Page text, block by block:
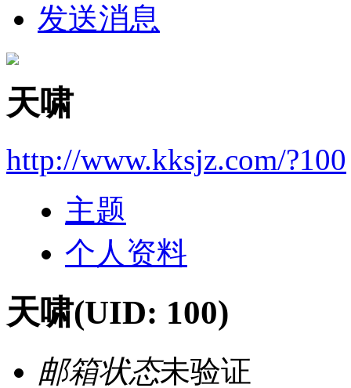
发送消息
天啸
http://www.kksjz.com/?100
主题
个人资料
天啸(UID: 100)
邮箱状态未验证